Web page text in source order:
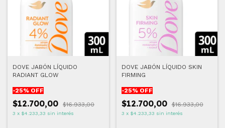
DOVE JABÓN LÍQUIDO
RADIANT GLOW
-25% OFF
$12.700,00 $16.933,00
3 x $4.233,33 sin interés
DOVE JABÓN LÍQUIDO SKIN
FIRMING
-25% OFF
$12.700,00 $16.933,00
3 x $4.233,33 sin interés